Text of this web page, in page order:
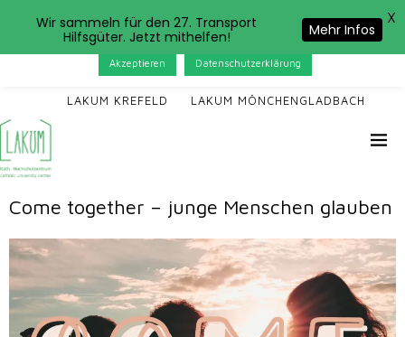
LAKUM KREFELD LAKUM MÖNCHENGLADBACH
Come together – junge Menschen glauben
Das LAKUM verwendet Cookies. Wenn Sie auf der Seite
weitersurfen, stimmen Sie der Cookie-Nutzung zu.
Akzeptieren Datenschutzerklärung
Wir sammeln für den 27. Transport
Hilfsgüter. Jetzt mithelfen!
Mehr Infos
X